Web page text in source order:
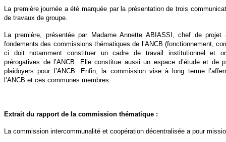
La première journée a été marquée par la présentation de trois
de travaux de groupe.
La première, présentée par Madame Annette ABIASSI, chef de
fondements des commissions thématiques de l’ANCB (fonctionnement,
ci doit notamment constituer un cadre de travail institutionnel et
prérogatives de l’ANCB. Elle constitue aussi un espace d’étude et de
plaidoyers pour l’ANCB. Enfin, la commission vise à long terme
l’ANCB et ces communes membres.
Extrait du rapport de la commission thématique :
La commission intercommunalité et coopération décentralisée a pour